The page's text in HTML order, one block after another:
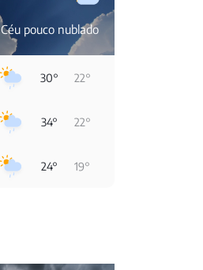
Céu pouco nublado
30° 22°
34° 22°
24° 19°